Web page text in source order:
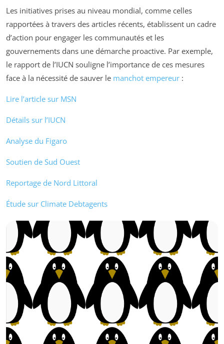
Les initiatives prises au niveau mondial, comme celles
rapportées à travers des articles récents, établissent un cadre
d’action pour engager les communautés et les
gouvernements dans une démarche proactive. Par exemple,
le rapport de l’IUCN souligne l’importance de ces mesures
face à la nécessité de sauver le manchot empereur :
Lire l’article sur MSN
Détails sur l’IUCN
Analyse du Figaro
Soutien de Sud Ouest
Reportage de Nord Littoral
Étude sur Climate Debtagents